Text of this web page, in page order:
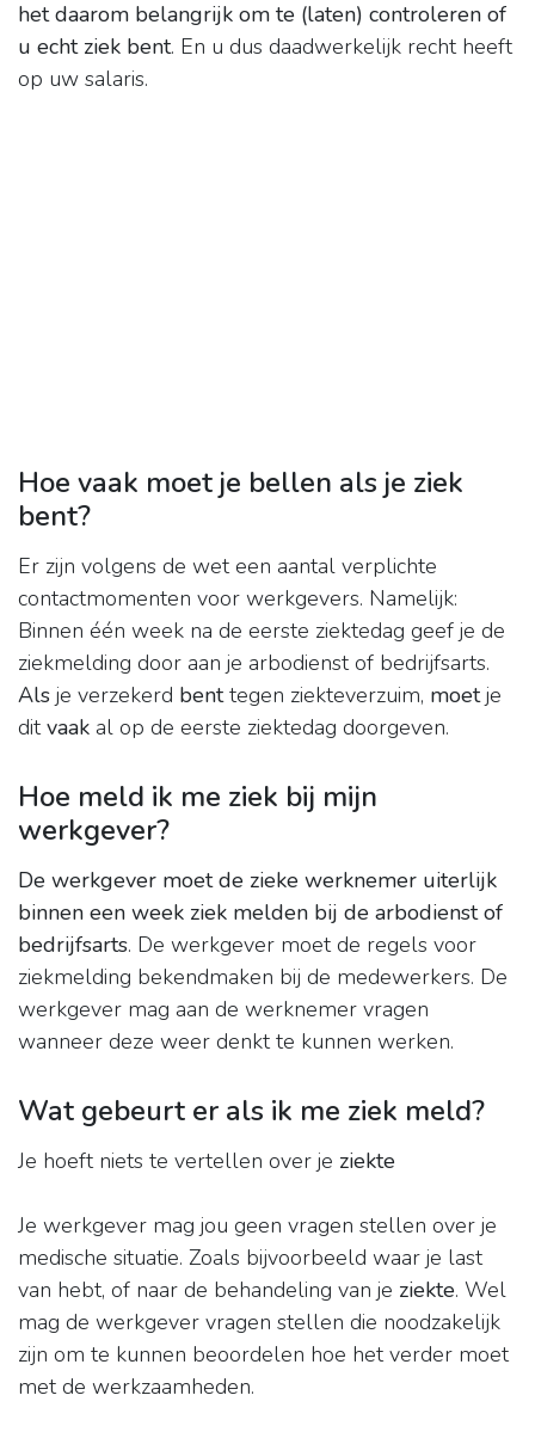
het daarom belangrijk om te (laten) controleren of
u echt ziek bent. En u dus daadwerkelijk recht heeft
op uw salaris.
Hoe vaak moet je bellen als je ziek
bent?
Er zijn volgens de wet een aantal verplichte
contactmomenten voor werkgevers. Namelijk:
Binnen één week na de eerste ziektedag geef je de
ziekmelding door aan je arbodienst of bedrijfsarts.
Als je verzekerd benttegen ziekteverzuim, moetje
ditvaak al op de eerste ziektedag doorgeven.
Hoe meld ik me ziek bij mijn
werkgever?
De werkgever moet de zieke werknemer uiterlijk
binnen een week ziek melden bij de arbodienst of
bedrijfsarts. De werkgever moet de regels voor
ziekmelding bekendmaken bij de medewerkers. De
werkgever mag aan de werknemer vragen
wanneer deze weer denkt te kunnen werken.
Wat gebeurt er als ik me ziek meld?
Je hoeft niets te vertellen over je ziekte
Je werkgever mag jou geen vragen stellen over je
medische situatie. Zoals bijvoorbeeld waar je last
van hebt, of naar de behandeling van je ziekte. Wel
mag de werkgever vragen stellen die noodzakelijk
zijn om te kunnen beoordelen hoe het verder moet
met de werkzaamheden.